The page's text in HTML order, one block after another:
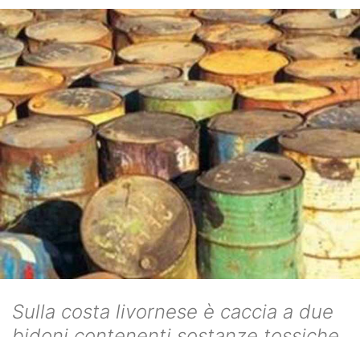
Sulla costa livornese è caccia a due